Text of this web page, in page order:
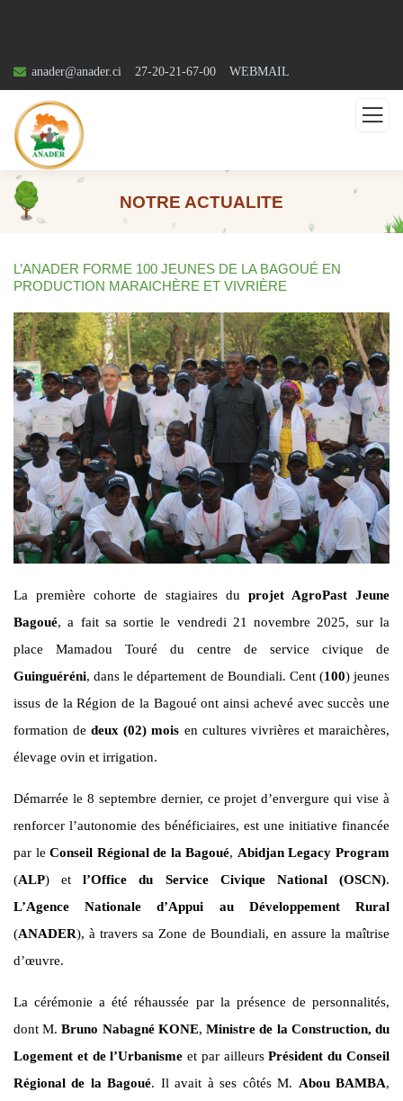
anader@anader.ci 27-20-21-67-00 WEBMAIL
NOTRE ACTUALITE
L’ANADER FORME 100 JEUNES DE LA BAGOUÉ EN
PRODUCTION MARAICHÈRE ET VIVRIÈRE
La première cohorte de stagiaires du projet AgroPast Jeune
Bagoué, a fait sa sortie le vendredi 21 novembre 2025, sur la
place Mamadou Touré du centre de service civique de
Guinguéréni, dans le département de Boundiali. Cent (100) jeunes
issus de la Région de la Bagoué ont ainsi achevé avec succès une
formation dedeux (02) mois en cultures vivrières et maraichères,
élevage ovin et irrigation.
Démarrée le 8 septembre dernier, ce projet d’envergure qui vise à
renforcer l’autonomie des bénéficiaires, est une initiative financée
par leConseil Régional de la Bagoué, Abidjan Legacy Program
(ALP) etl’Office du Service Civique National (OSCN).
L’Agence Nationale d’Appui au Développement Rural
(ANADER), à travers sa Zone de Boundiali, en assure la maîtrise
d’œuvre.
La cérémonie a été réhaussée par la présence de personnalités,
dont M.Bruno Nabagné KONE,Ministre de la Construction, du
Logement et de l’Urbanisme et par ailleursPrésident du Conseil
Régional de la Bagoué. Il avait à ses côtés M. Abou BAMBA,